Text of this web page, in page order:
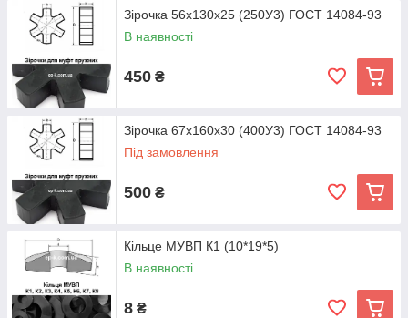
Зірочка 56х130х25 (250У3) ГОСТ 14084-93
В наявності
450 ₴
Зірочка 67х160х30 (400У3) ГОСТ 14084-93
Під замовлення
500 ₴
Кільце МУВП К1 (10*19*5)
В наявності
8 ₴